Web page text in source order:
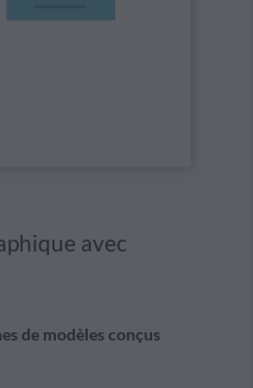
avec
de modèles conçus